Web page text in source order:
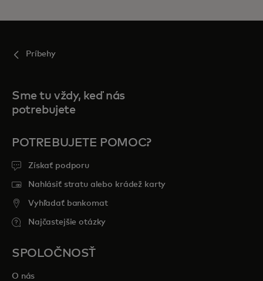
Príbehy
Sme tu vždy, keď nás
potrebujete
POTREBUJETE POMOC?
Získať podporu
Nahlásiť stratu alebo krádež karty
Vyhľadať bankomat
Najčastejšie otázky
SPOLOČNOSŤ
O nás